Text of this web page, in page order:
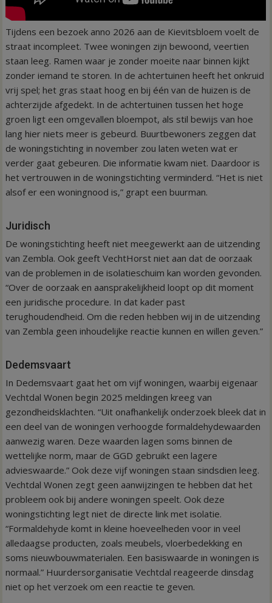
Tijdens een bezoek anno 2026 aan de Kievitsbloem voelt de
straat incompleet. Twee woningen zijn bewoond, veertien
staan leeg. Ramen waar je zonder moeite naar binnen kijkt
zonder iemand te storen. In de achtertuinen heeft het onkruid
vrij spel; het gras staat hoog en bij één van de huizen is de
achterzijde afgedekt. In de achtertuinen tussen het hoge
groen ligt een omgevallen bloempot, als stil bewijs van hoe
lang hier niets meer is gebeurd. Buurtbewoners zeggen dat
de woningstichting in november zou laten weten wat er
verder gaat gebeuren. Die informatie kwam niet. Daardoor is
het vertrouwen in de woningstichting verminderd. “Het is niet
alsof er een woningnood is,” grapt een buurman.
Juridisch
De woningstichting heeft niet meegewerkt aan de uitzending
van Zembla. Ook geeft VechtHorst niet aan dat de oorzaak
van de problemen in de isolatieschuim kan worden gevonden.
“Over de oorzaak en aansprakelijkheid loopt op dit moment
een juridische procedure. In dat kader past
terughoudendheid. Om die reden hebben wij in de uitzending
van Zembla geen inhoudelijke reactie kunnen en willen geven.”
Dedemsvaart
In Dedemsvaart gaat het om vijf woningen, waarbij eigenaar
Vechtdal Wonen begin 2025 meldingen kreeg van
gezondheidsklachten. “Uit onafhankelijk onderzoek bleek dat in
een deel van de woningen verhoogde formaldehydewaarden
aanwezig waren. Deze waarden lagen soms binnen de
wettelijke norm, maar de GGD gebruikt een lagere
advieswaarde.” Ook deze vijf woningen staan sindsdien leeg.
Vechtdal Wonen zegt geen aanwijzingen te hebben dat het
probleem ook bij andere woningen speelt. Ook deze
woningstichting legt niet de directe link met isolatie.
“Formaldehyde komt in kleine hoeveelheden voor in veel
alledaagse producten, zoals meubels, vloerbedekking en
soms nieuwbouwmaterialen. Een basiswaarde in woningen is
normaal.” Huurdersorganisatie Vechtdal reageerde dinsdag
niet op het verzoek om een reactie te geven.